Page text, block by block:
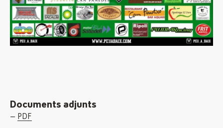
Documents adjunts
PDF